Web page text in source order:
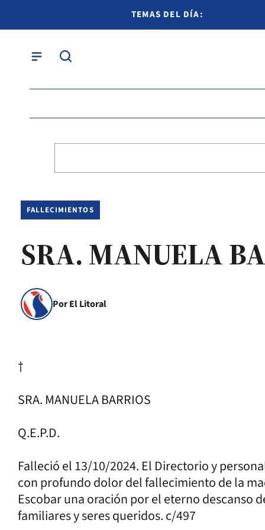
TEMAS DEL DÍA:
FALLECIMIENTOS
SRA. MANUELA
Por El Litoral
†
SRA. MANUELA BARRIOS
Q.E.P.D.
Falleció el 13/10/2024. El Directorio y
con profundo dolor del fallecimiento de la
Escobar una oración por el eterno descanso
familiares y seres queridos. c/497